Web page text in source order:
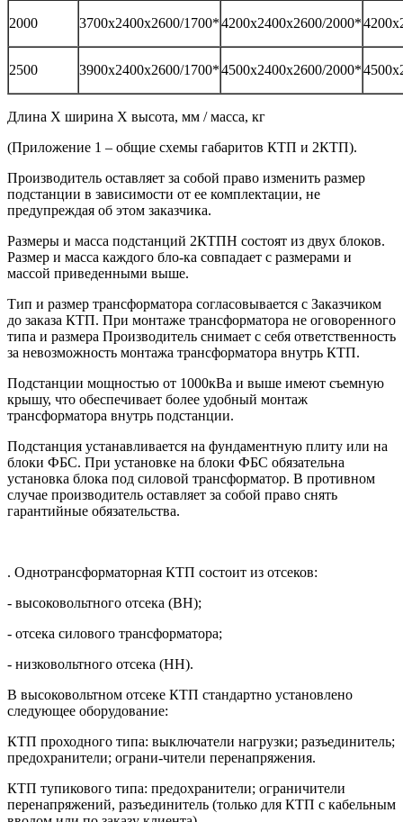
2000 3700х2400х2600/1700*4200х2400х2600/2000*
2500 3900х2400х2600/1700*4500х2400х2600/2000*
Длина Х ширина Х высота, мм / масса, кг
(Приложение 1 – общие схемы габаритов КТП и 2КТП).
Производитель оставляет за собой право изменить размер
подстанции в зависимости от ее комплектации, не
предупреждая об этом заказчика.
Размеры и масса подстанций 2КТПН состоят из двух блоков.
Размер и масса каждого бло-ка совпадает с размерами и
массой приведенными выше.
Тип и размер трансформатора согласовывается с Заказчиком
до заказа КТП. При монтаже трансформатора не оговоренного
типа и размера Производитель снимает с себя ответственность
за невозможность монтажа трансформатора внутрь КТП.
Подстанции мощностью от 1000кВа и выше имеют съемную
крышу, что обеспечивает более удобный монтаж
трансформатора внутрь подстанции.
Подстанция устанавливается на фундаментную плиту или на
блоки ФБС. При установке на блоки ФБС обязательна
установка блока под силовой трансформатор. В противном
случае производитель оставляет за собой право снять
гарантийные обязательства.
. Однотрансформаторная КТП состоит из отсеков:
- высоковольтного отсека (ВН);
- отсека силового трансформатора;
- низковольтного отсека (НН).
В высоковольтном отсеке КТП стандартно установлено
следующее оборудование:
КТП проходного типа: выключатели нагрузки; разъединитель;
предохранители; ограни-чители перенапряжения.
КТП тупикового типа: предохранители; ограничители
перенапряжений, разъединитель (только для КТП с кабельным